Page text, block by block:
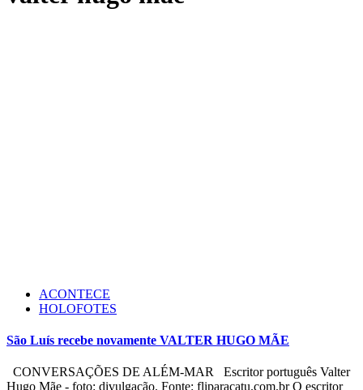
ACONTECE
HOLOFOTES
São Luís recebe novamente VALTER HUGO MÃE
CONVERSAÇÕES DE ALÉM-MAR Escritor português Valter
Hugo Mãe - foto: divulgação. Fonte: fliparacatu.com.br O escritor